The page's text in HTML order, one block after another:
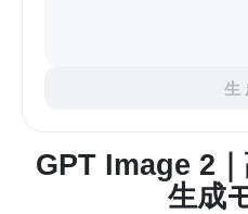
GPT Image 2
生成
生